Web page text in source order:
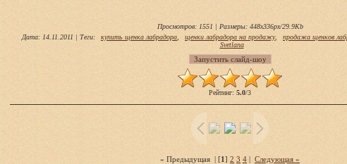
Просмотров: 1551 | Размеры: 448x336px/29.9Kb
Дата: 14.11.2011 | Теги: купить щенка лабрадора щенки лабрадора на продажу, продажа щенков
Svetlana
Рейтинг: 5.0/3
« Предыдущая | [1] 2 3 4 | Следующая »